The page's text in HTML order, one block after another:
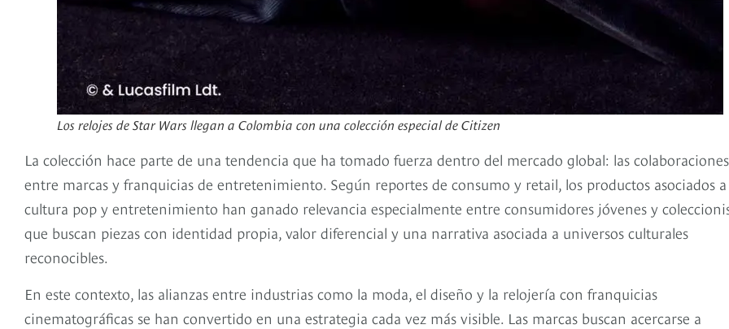
Los relojes de Star Wars llegan a Colombia con una colección especial de Citizen
La colección hace parte de una tendencia que ha tomado fuerza dentro del mercado global: las colaboraciones
entre marcas y franquicias de entretenimiento. Según reportes de consumo y retail, los productos asociados a
cultura pop y entretenimiento han ganado relevancia especialmente entre consumidores jóvenes y
que buscan piezas con identidad propia, valor diferencial y una narrativa asociada a universos culturales
reconocibles.
En este contexto, las alianzas entre industrias como la moda, el diseño y la relojería con franquicias
cinematográficas se han convertido en una estrategia cada vez más visible. Las marcas buscan acercarse a